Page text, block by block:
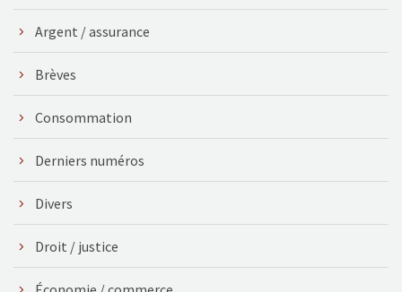
Argent / assurance
Brèves
Consommation
Derniers numéros
Divers
Droit / justice